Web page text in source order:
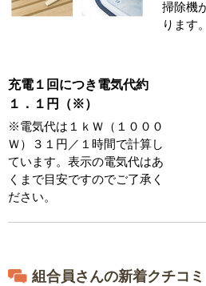
掃除機
ります。
充電１回につき電気代約
１．１円（※）
※電気代は１ｋＷ（１０００
Ｗ）３１円／１時間で計算し
ています。表示の電気代はあ
くまで目安ですのでご了承く
ださい。
組合員さんの新着クチコミ